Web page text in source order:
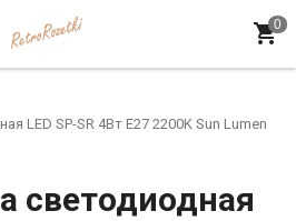
LED SP-SR 4Вт E27 2200K Sun Lumen
светодиодная